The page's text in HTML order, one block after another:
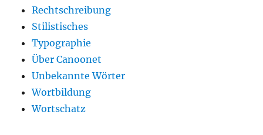
Rechtschreibung
Stilistisches
Typographie
Über Canoonet
Unbekannte Wörter
Wortbildung
Wortschatz